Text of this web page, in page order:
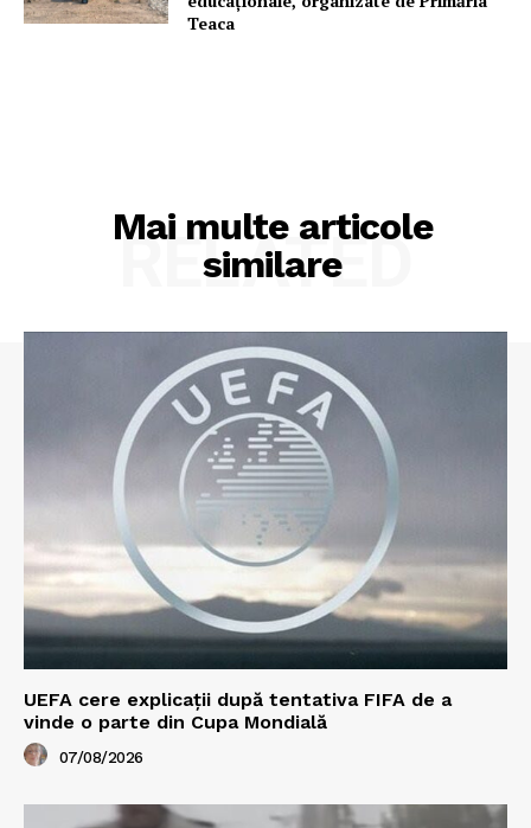
Teaca
Mai multe articole
similare
RELATED
UEFA cere explicații după tentativa FIFA de a
vinde o parte din Cupa Mondială
07/08/2026